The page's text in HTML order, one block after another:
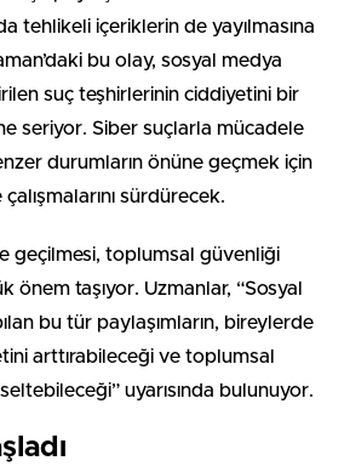
tehlikeli içeriklerin de yayılmasına
bu olay, sosyal medya
suç teşhirlerinin ciddiyetini bir
seriyor. Siber suçlarla mücadele
durumların önüne geçmek için
sürdürecek.
geçilmesi, toplumsal güvenliği
önem taşıyor. Uzmanlar, “Sosyal
bu tür paylaşımların, bireylerde
arttırabileceği ve toplumsal
uyarısında bulunuyor.